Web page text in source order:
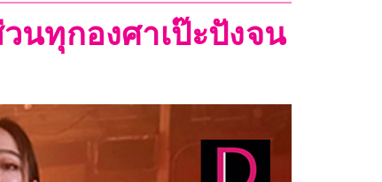
นทุกองศาเป๊ะปังจน